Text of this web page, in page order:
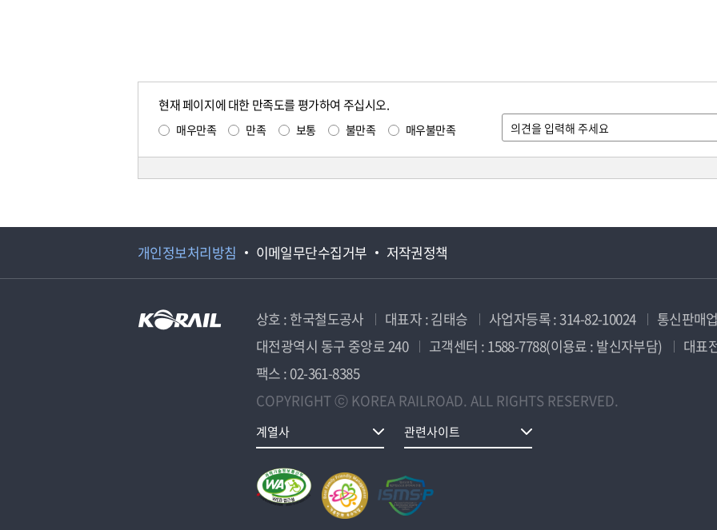
현재 페이지에 대한 만족도를 평가하여 주십시오.
매우만족 만족 보통 불만족 매우불만족
개인정보처리방침 이메일무단수집거부 저작권정책
상호 : 한국철도공사 대표자 : 김태승 사업자등록 : 314-82-10024
통신판매
대전광역시 동구 중앙로 240
고객센터 : 1588-7788(이용료 : 발신자부담)
대표
팩스 : 02-361-8385
COPYRIGHT ⓒ KOREA RAILROAD. ALL RIGHTS RESERVED.
계열사 관련사이트